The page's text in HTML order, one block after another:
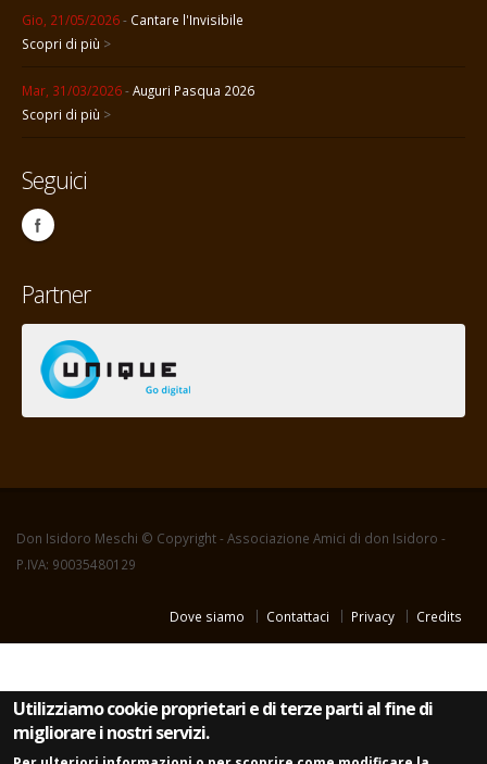
Gio, 21/05/2026- Cantare l'Invisibile
Scopri di più >
Mar, 31/03/2026-Auguri Pasqua 2026
Scopri di più >
Seguici
Partner
Don Isidoro Meschi © Copyright - Associazione Amici di don Isidoro -
P.IVA: 90035480129
Dove siamo Contattaci Privacy Credits
Utilizziamo cookie proprietari e di terze parti al fine di
migliorare i nostri servizi.